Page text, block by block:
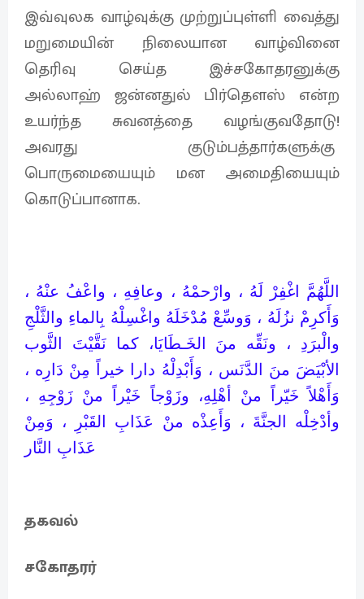
இவ்வுலக வாழ்வுக்கு முற்றுப்புள்ளி வைத்து
மறுமையின் நிலையான வாழ்வினை
தெரிவு செய்த இச்சகோதரனுக்கு
அல்லாஹ் ஜன்னதுல் பிர்தௌஸ் என்ற
உயர்ந்த சுவனத்தை வழங்குவதோடு!
அவரது குடும்பத்தார்களுக்கு
பொருமையையும் மன அமைதியையும்
கொடுப்பானாக.
اللَّهُمَّ اغْفِرْ لَهُ ، وارْحمْهُ ، وعافِهِ ، واعْفُ عنْهُ ،
وَأَكرِمْ نزُلَهُ ، وَوسِّعْ مُدْخَلَهُ واغْسِلْهُ بِالماءِ والثَّلْجِ
والْبرَدِ ، ونَقِّه منَ الخَـطَايَا، كما نَقَّيْتَ الثَّوب
الأبْيَضَ منَ الدَّنَس ، وَأَبْدِلْهُ دارا خيراً مِنْ دَارِه ،
وَأَهْلاً خَيّراً منْ أهْلِهِ، وزَوْجاً خَيْراً منْ زَوْجِهِ ،
وأدْخِلْه الجنَّةَ ، وَأَعِذْه منْ عَذَابِ القَبْرِ ، وَمِنْ
عَذَابِ النَّار
தகவல்
சகோதரர்